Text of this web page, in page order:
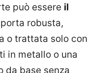
può essere il
robusta,
o trattata solo con
in metallo o una
da base senza